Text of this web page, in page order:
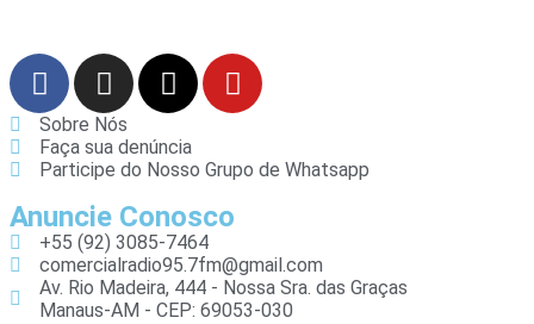
Sobre Nós
Faça sua denúncia
Participe do Nosso Grupo de Whatsapp
Anuncie Conosco
+55 (92) 3085-7464
comercialradio95.7fm@gmail.com
Av. Rio Madeira, 444 - Nossa Sra. das Graças
Manaus-AM - CEP: 69053-030